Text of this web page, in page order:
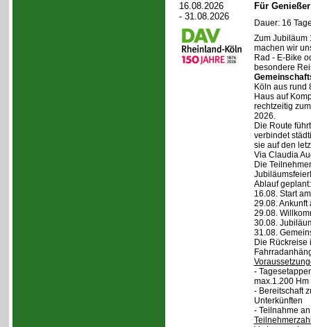
16.08.2026
- 31.08.2026
Für
Dauer: 16
Zum Jubiläum
machen wir
Rad - E-Bike
besondere
Köln aus rund
Haus auf
rechtzeitig
2026.
Die Route
verbindet
sie auf den
Via Claudia
Die
Ablauf geplant:
16.08. Start
29.08. Ankunft
29.08.
30.08.
31.08.
Die Rückreise
-
max.1.200 Hm
- Bereitschaft
Unterkünften
- Teilnahme